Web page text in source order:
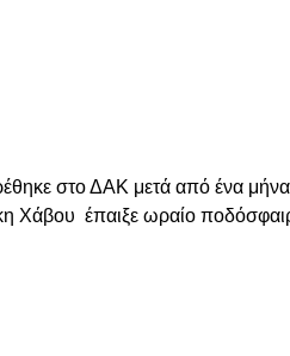
στο ΔΑΚ μετά από ένα
έπαιξε ωραίο